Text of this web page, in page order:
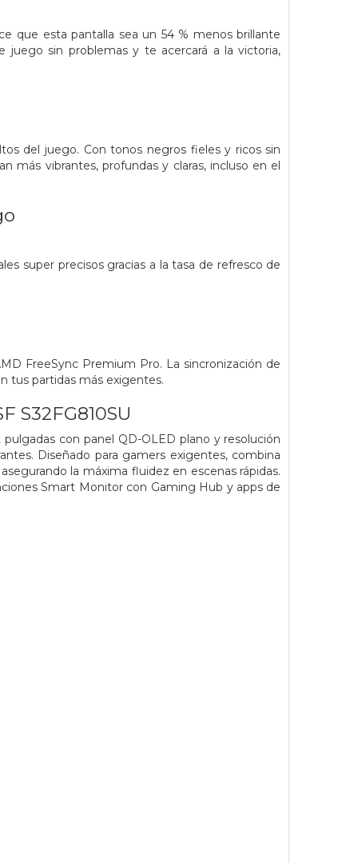
que esta pantalla sea un 54 % menos brillante
juego sin problemas y te acercará a la victoria,
del juego. Con tonos negros fieles y ricos sin
más vibrantes, profundas y claras, incluso en el
super precisos gracias a la tasa de refresco de
FreeSync Premium Pro. La sincronización de
tus partidas más exigentes.
S32FG810SU
con panel QD-OLED plano y resolución
Diseñado para gamers exigentes, combina
la máxima fluidez en escenas rápidas.
Smart Monitor con Gaming Hub y apps de